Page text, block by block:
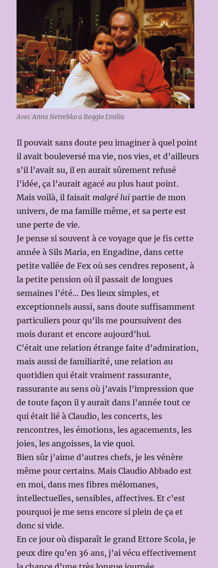
Avec Anna Netrebko a Reggio Emilia
Il pouvait sans doute peu imaginer à quel point
il avait bouleversé ma vie, nos vies, et d’ailleurs
s’il l’avait su, il en aurait sûrement refusé
l’idée, ça l’aurait agacé au plus haut point.
Mais voilà, il faisait malgré lui partie de mon
univers, de ma famille même, et sa perte est
une perte de vie.
Je pense si souvent à ce voyage que je fis cette
année à Sils Maria, en Engadine, dans cette
petite vallée de Fex où ses cendres reposent, à
la petite pension où il passait de longues
semaines l’été… Des lieux simples, et
exceptionnels aussi, sans doute suffisamment
particuliers pour qu’ils me poursuivent des
mois durant et encore aujourd’hui.
C’était une relation étrange faite d’admiration,
mais aussi de familiarité, une relation au
quotidien qui était vraiment rassurante,
rassurante au sens où j’avais l’impression que
de toute façon il y aurait dans l’année tout ce
qui était lié à Claudio, les concerts, les
rencontres, les émotions, les agacements, les
joies, les angoisses, la vie quoi.
Bien sûr j’aime d’autres chefs, je les vénère
même pour certains. Mais Claudio Abbado est
en moi, dans mes fibres mélomanes,
intellectuelles, sensibles, affectives. Et c’est
pourquoi je me sens encore si plein de ça et
donc si vide.
En ce jour où disparaît le grand Ettore Scola, je
peux dire qu’en 36 ans, j’ai vécu effectivement